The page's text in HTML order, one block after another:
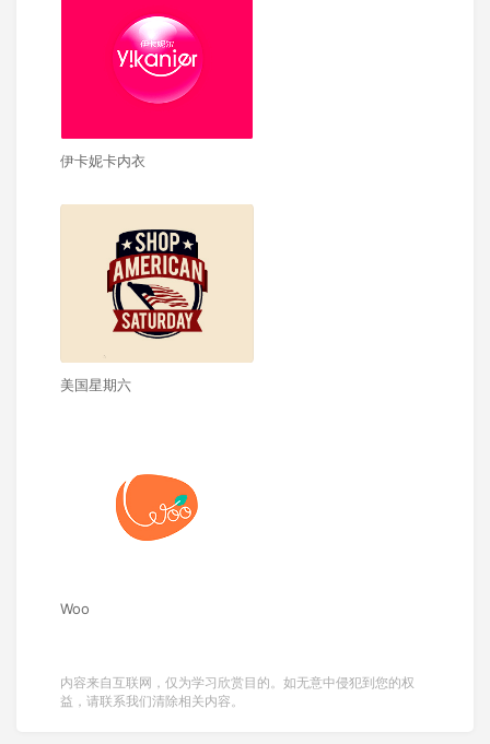
伊卡妮卡内衣
美国星期六
Woo
内容来自互联网，仅为学习欣赏目的。如无意中侵犯到您的权
益，请联系我们清除相关内容。